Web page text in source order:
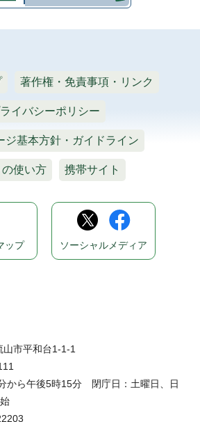
著作権・免責事項・リンク
イバシーポリシー
ジ基本方針・ガイドライン
使い方 携帯サイト
市平和台1-1-1
から午後5時15分 閉庁日：土曜日、日
ップ ソーシャルメディア